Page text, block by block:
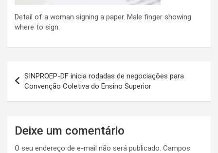
Detail of a woman signing a paper. Male finger showing
where to sign.
de
Post
SINPROEP-DF inicia rodadas de negociações para
Convenção Coletiva do Ensino Superior
Deixe um comentário
O seu endereço de e-mail não será publicado. Campos